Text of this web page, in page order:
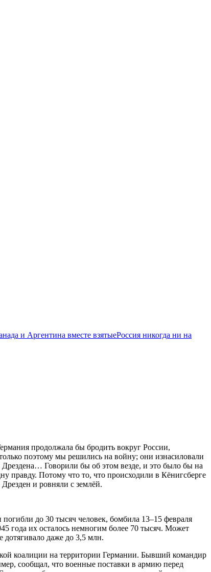
и Аргентина вместе взятыеРоссия никогда ни на
продолжала бы бродить вокруг России,
поэтому мы решились на войну; они изнасиловали
Говорили бы об этом везде, и это было бы на
правду. Потому что то, что происходили в Кёнигсберге
и ровняли с землёй.
до 30 тысяч человек, бомбила 13–15 февраля
года их осталось немногим более 70 тысяч. Может
даже до 3,5 млн.
коалиции на территории Германии. Бывший командир
сообщал, что военные поставки в армию перед